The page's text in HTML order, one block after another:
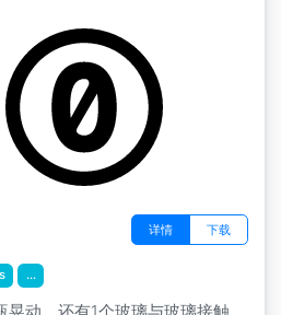
详情 下载
...